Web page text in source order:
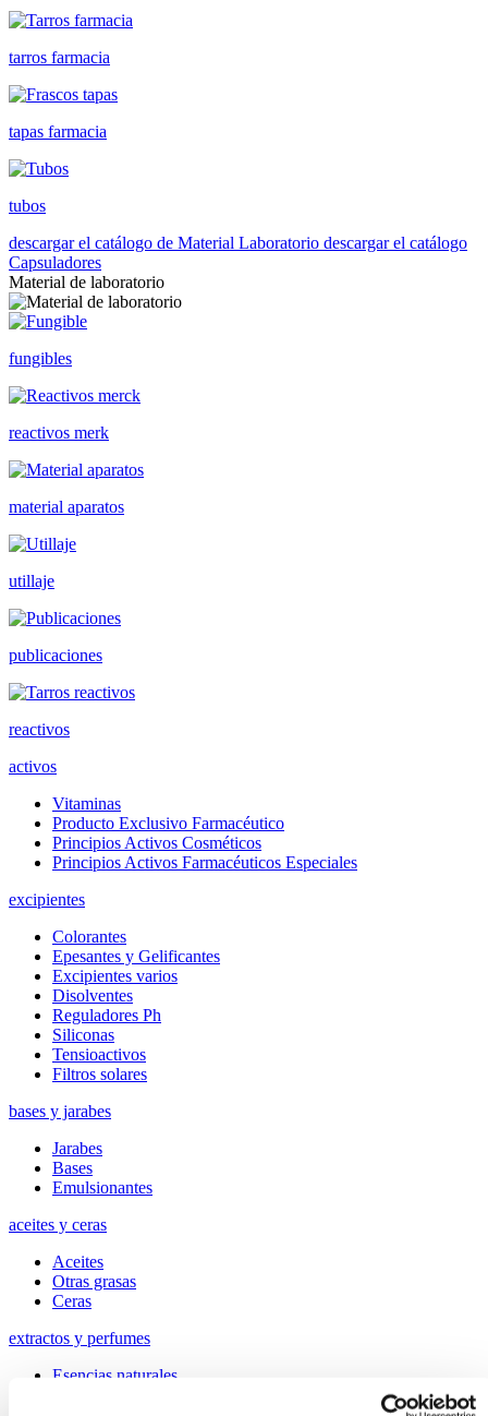
tarros farmacia
tapas farmacia
tubos
descargar el catálogo de Material Laboratorio descargar el catálogo
Capsuladores
Material de laboratorio
fungibles
reactivos merk
material aparatos
utillaje
publicaciones
reactivos
activos
Vitaminas
Producto Exclusivo Farmacéutico
Principios Activos Cosméticos
Principios Activos Farmacéuticos Especiales
excipientes
Colorantes
Epesantes y Gelificantes
Excipientes varios
Disolventes
Reguladores Ph
Siliconas
Tensioactivos
Filtros solares
bases y jarabes
Jarabes
Bases
Emulsionantes
aceites y ceras
Aceites
Otras grasas
Ceras
extractos y perfumes
Esencias naturales